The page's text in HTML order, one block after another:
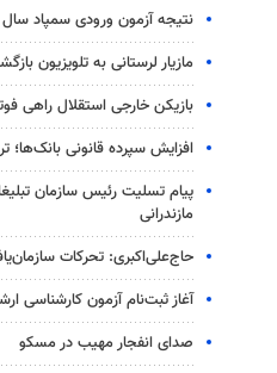
نتیجه آزمون ورودی سمپاد سال ۱۴۰۵ اعلام شد
مازیار لرستانی به تلویزیون
بازیکن خارجی استقلال راهی
افزایش سپرده قانونی بانک‌ها؛
پیام تسلیت رئیس سازمان
مازندرانی
حاج‌علی‌اکبری: تحرکات
آغاز ثبت‌نام‌ آزمون کارشناسی
صدای انفجار مهیب در مسکو